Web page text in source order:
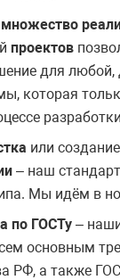
проектов
для
которая
или
– наш
Мы идём в
по ГОСТу –
основным
РФ, а также